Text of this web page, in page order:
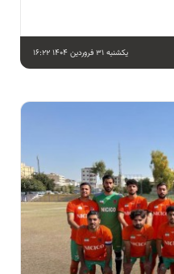
یکشنبه 31 فروردین 1404 16:22